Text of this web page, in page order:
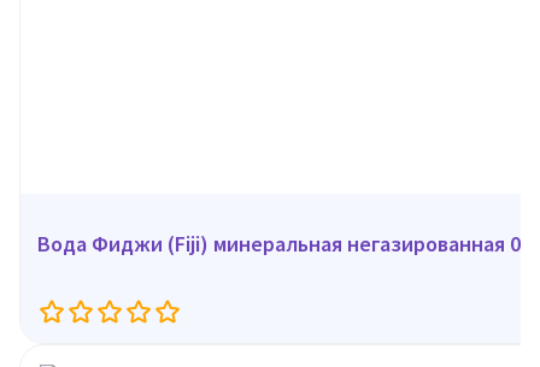
Вода Фиджи (Fiji) минеральная негазированная